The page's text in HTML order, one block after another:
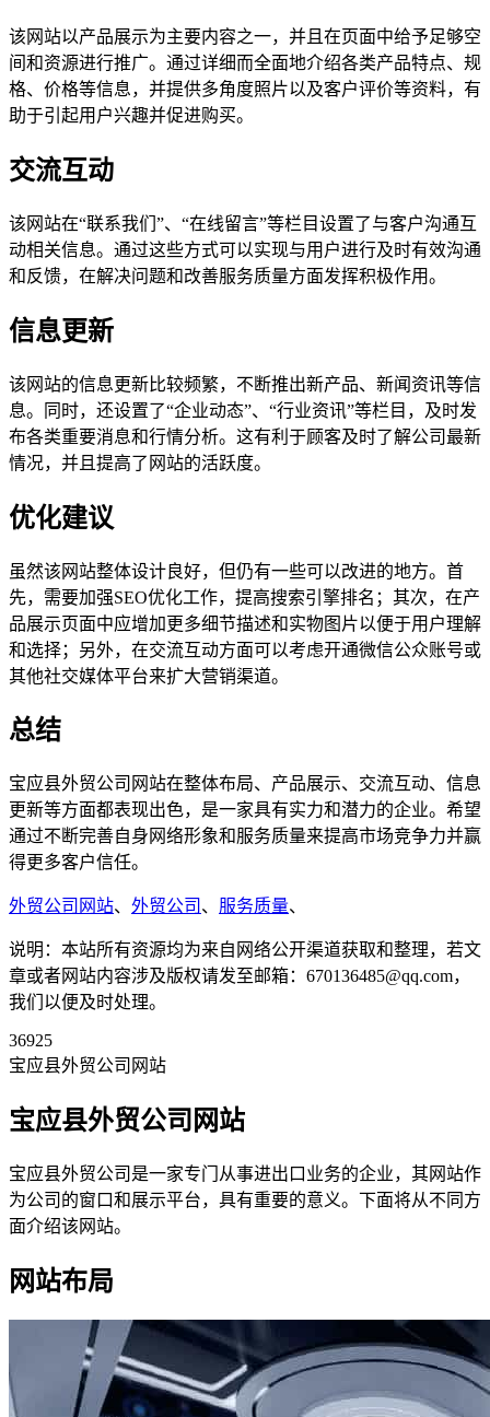
该网站以产品展示为主要内容之一，并且在页面中给予足够空
间和资源进行推广。通过详细而全面地介绍各类产品特点、规
格、价格等信息，并提供多角度照片以及客户评价等资料，有
助于引起用户兴趣并促进购买。
交流互动
该网站在“联系我们”、“在线留言”等栏目设置了与客户沟通互
动相关信息。通过这些方式可以实现与用户进行及时有效沟通
和反馈，在解决问题和改善服务质量方面发挥积极作用。
信息更新
该网站的信息更新比较频繁，不断推出新产品、新闻资讯等信
息。同时，还设置了“企业动态”、“行业资讯”等栏目，及时发
布各类重要消息和行情分析。这有利于顾客及时了解公司最新
情况，并且提高了网站的活跃度。
优化建议
虽然该网站整体设计良好，但仍有一些可以改进的地方。首
先，需要加强SEO优化工作，提高搜索引擎排名；其次，在产
品展示页面中应增加更多细节描述和实物图片以便于用户理解
和选择；另外，在交流互动方面可以考虑开通微信公众账号或
其他社交媒体平台来扩大营销渠道。
总结
宝应县外贸公司网站在整体布局、产品展示、交流互动、信息
更新等方面都表现出色，是一家具有实力和潜力的企业。希望
通过不断完善自身网络形象和服务质量来提高市场竞争力并赢
得更多客户信任。
外贸公司网站、 外贸公司 、 服务质量、
说明：本站所有资源均为来自网络公开渠道获取和整理，若文
章或者网站内容涉及版权请发至邮箱：670136485@qq.com，
我们以便及时处理。
36925
宝应县外贸公司网站
宝应县外贸公司网站
宝应县外贸公司是一家专门从事进出口业务的企业，其网站作
为公司的窗口和展示平台，具有重要的意义。下面将从不同方
面介绍该网站。
网站布局